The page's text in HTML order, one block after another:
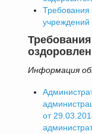
Требования
учреждений
Информация
от